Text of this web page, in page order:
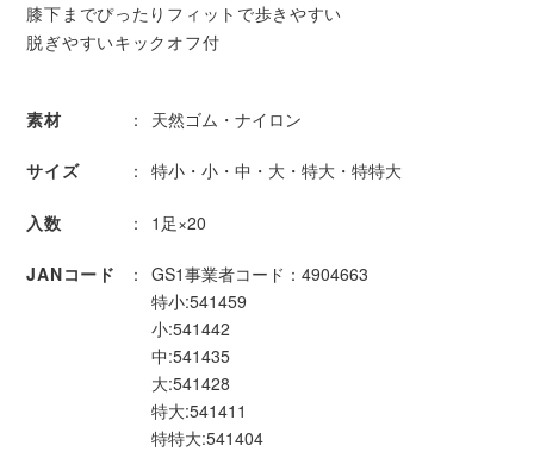
膝下までぴったりフィットで歩きやすい
脱ぎやすいキックオフ付
素材 天然ゴム・ナイロン
サイズ 特小・小・中・大・特大・特特大
入数 1足×20
JANコード
GS1事業者コード：4904663
特小:541459
小:541442
中:541435
大:541428
特大:541411
特特大:541404